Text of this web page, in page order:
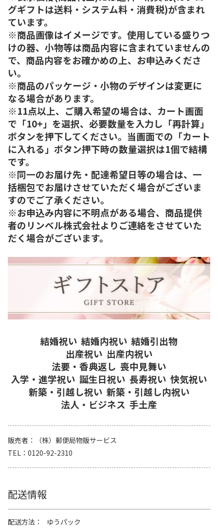
グギフトは送料・システム料・消費税)が含まれ
ています。
※商品画像はイメージです。使用している盛りつ
けの器、小物等は商品内容に含まれていませんの
で、商品内容をお確かめの上、お申込みくださ
い。
※商品のパッケージ・小物のデザインは変更に
なる場合があります。
※11点以上、ご購入希望の場合は、カート画面
で「10+」を選択、必要数量を入力し「再計算」
ボタンを押下してください。当画面での「カート
に入れる」ボタン押下時の数量選択は1個で結構
です。
※同一のお届け先・配達希望日等の場合は、一
括梱包でお届けさせていただく場合がございま
すのでご了承ください。
※お申込み内容に不明点がある場合、商品提供
者のリンベル株式会社よりご連絡をさせていた
だく場合がございます。
結婚祝い 結婚内祝い 結婚引出物
出産祝い 出産内祝い
法要・香典返し 喪中見舞い
入学・進学祝い 誕生日祝い 長寿祝い 快気祝い
新築・引越し祝い 新築・引越し内祝い
法人・ビジネス 手土産
販売者
（株）郵便局物販サービス
TEL
0120-92-2310
配送情報
配送方法
ゆうパック